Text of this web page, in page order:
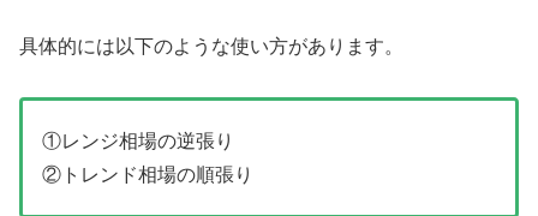
具体的には以下のような使い方があります。
①レンジ相場の逆張り
②トレンド相場の順張り